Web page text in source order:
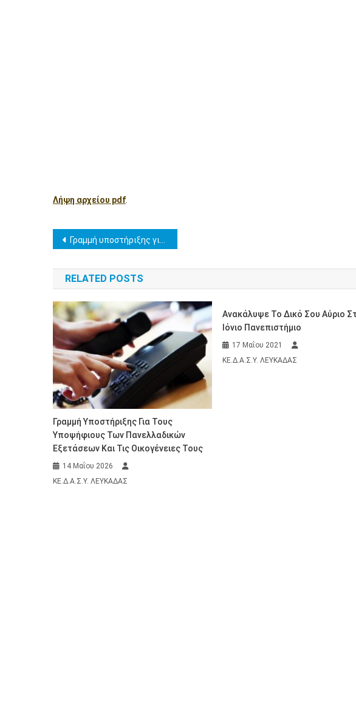
Λήψη αρχείου pdf
Πλοήγηση
άρθρων
Γραμμή υποστήριξης για τους υποψήφιους των πανελλαδικών εξετάσεων και τις οικογένειες τους
RELATED POSTS
Γραμμή Υποστήριξης Για Τους
Υποψήφιους Των Πανελλαδικών
Εξετάσεων Και Τις Οικογένειες Τους
14 Μαΐου 2026
ΚΕ.Δ.Α.Σ.Υ. ΛΕΥΚΑΔΑΣ
Ανακάλυψε Το Δικό Σου Αύριο
Ιόνιο Πανεπιστήμιο
17 Μαΐου 2021
ΚΕ.Δ.Α.Σ.Υ. ΛΕΥΚΑΔΑΣ